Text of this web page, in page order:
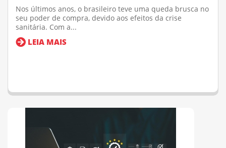
Nos últimos anos, o brasileiro teve uma queda brusca no
seu poder de compra, devido aos efeitos da crise
sanitária. Com a...
LEIA MAIS